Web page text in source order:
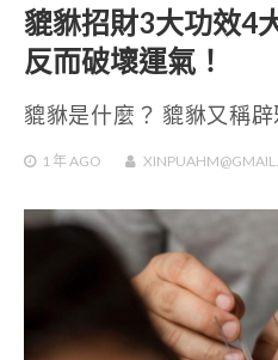
貔貅招財3大功效4
反而破壞運氣！
貔貅是什麼？ 貔貅又稱
1 年 AGO